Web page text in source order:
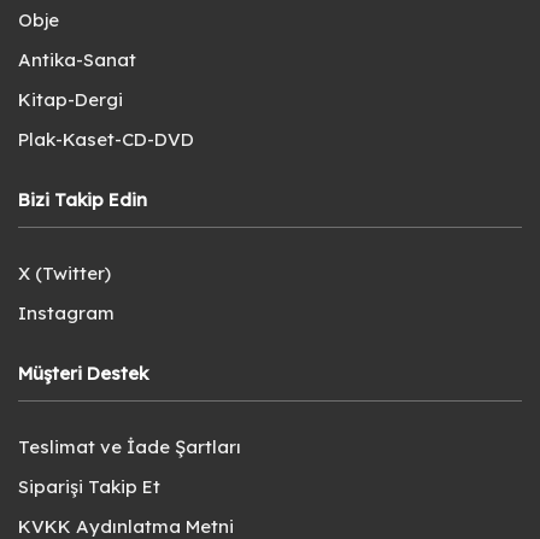
Obje
Antika-Sanat
Kitap-Dergi
Plak-Kaset-CD-DVD
Bizi Takip Edin
X (Twitter)
Instagram
Müşteri Destek
Teslimat ve İade Şartları
Siparişi Takip Et
KVKK Aydınlatma Metni